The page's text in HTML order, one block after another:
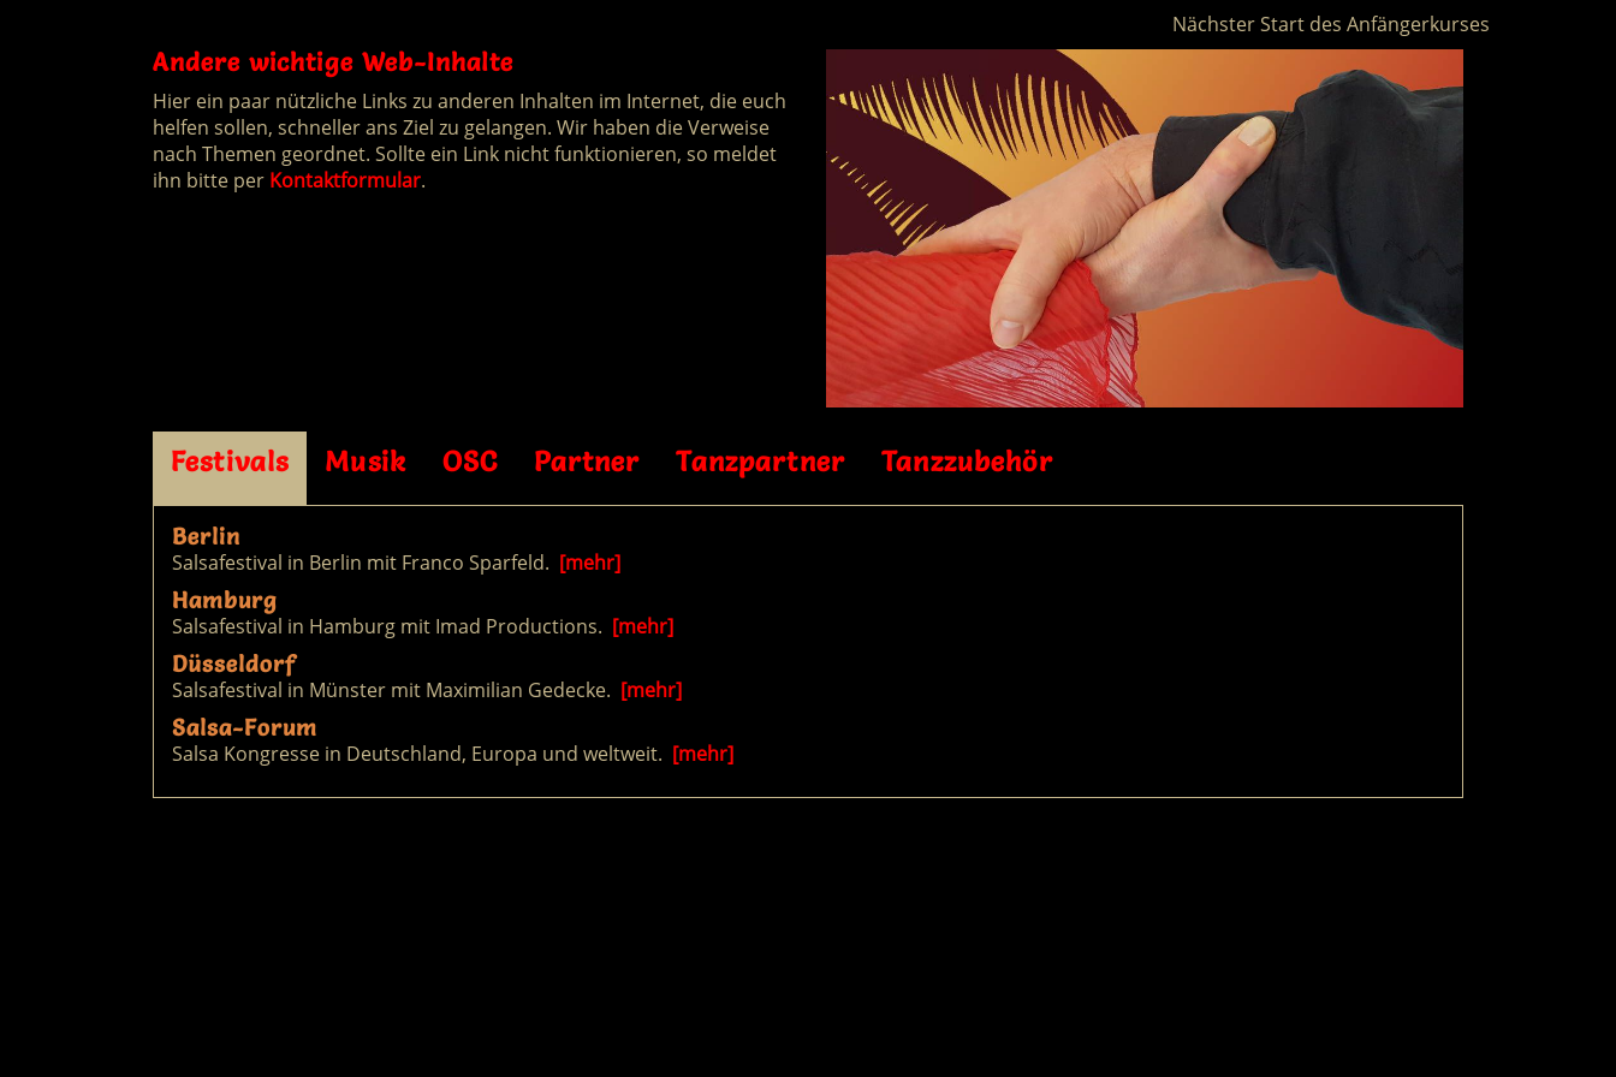
Nächster Start des Anfängerkurses am 16.01.2022
Andere wichtige Web-Inhalte
Hier ein paar nützliche Links zu anderen Inhalten im Internet, die euch
helfen sollen, schneller ans Ziel zu gelangen. Wir haben die Verweise
nach Themen geordnet. Sollte ein Link nicht funktionieren, so meldet
ihn bitte per Kontaktformular.
Festivals Musik OSC Partner Tanzpartner Tanzzubehör
Berlin
Salsafestival in Berlin mit Franco Sparfeld. [mehr]
Hamburg
Salsafestival in Hamburg mit Imad Productions. [mehr]
Düsseldorf
Salsafestival in Münster mit Maximilian Gedecke. [mehr]
Salsa-Forum
Salsa Kongresse in Deutschland, Europa und weltweit. [mehr]